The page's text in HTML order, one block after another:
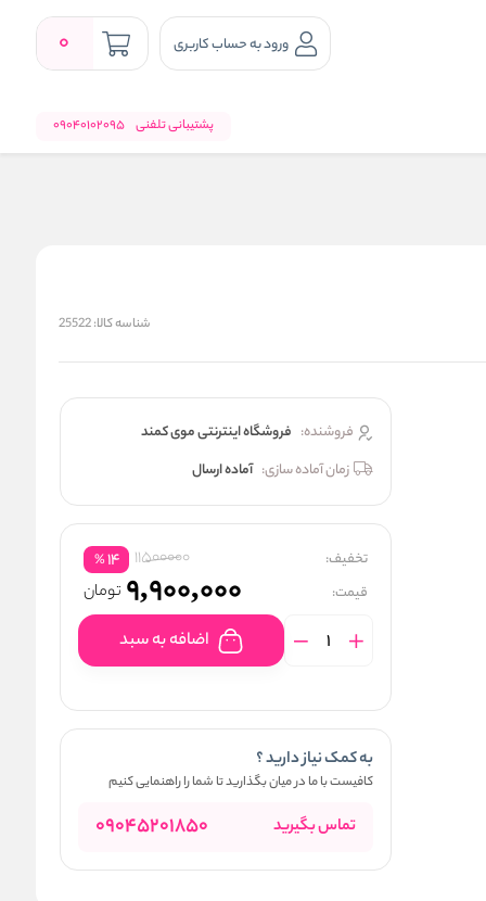
ورود به حساب کاربری 0
پشتیبانی تلفنی 09040102095
شناسه کالا:25522
فروشنده: فروشگاه اینترنتی موی کمند
زمان آماده سازی: آماده ارسال
تخفیف: 11500000
14
%
قیمت: 9,900,000 تومان
اضافه به سبد
به کمک نیاز دارید ؟
کافیست با ما در میان بگذارید تا شما را راهنمایی کنیم
تماس بگیرید 09045201850